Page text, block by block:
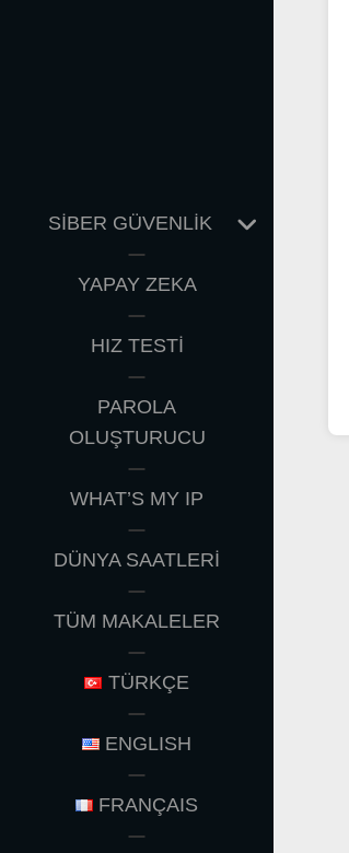
SİBER GÜVENLİK
EXPAND
YAPAY ZEKA
HIZ TESTİ
PAROLA
OLUŞTURUCU
WHAT’S MY IP
DÜNYA SAATLERİ
TÜM MAKALELER
TÜRKÇE
ENGLISH
FRANÇAIS